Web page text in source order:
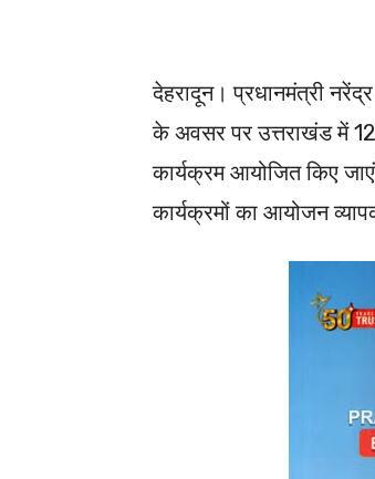
देहरादून। प्रधानमंत्री
के अवसर पर उत्तराखंड में
कार्यक्रम आयोजित किए
कार्यक्रमों का आयोजन